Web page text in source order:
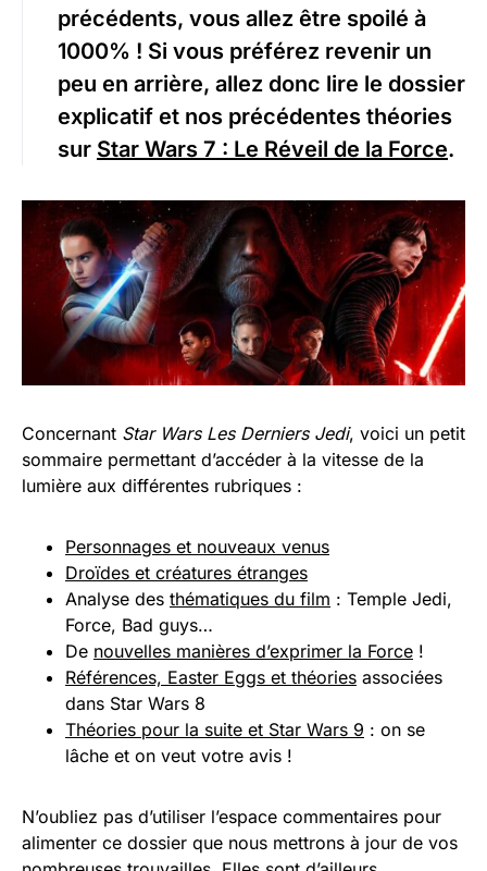
précédents, vous allez être spoilé à
1000% ! Si vous préférez revenir un
peu en arrière, allez donc lire le dossier
explicatif et nos précédentes théories
sur Star Wars 7 : Le Réveil de la Force.
Concernant Star Wars Les Derniers Jedi, voici un petit
sommaire permettant d’accéder à la vitesse de la
lumière aux différentes rubriques :
Personnages et nouveaux venus
Droïdes et créatures étranges
Analyse des thématiques du film : Temple Jedi,
Force, Bad guys…
De nouvelles manières d’exprimer la Force !
Références, Easter Eggs et théories associées
dans Star Wars 8
Théories pour la suite et Star Wars 9 : on se
lâche et on veut votre avis !
N’oubliez pas d’utiliser l’espace commentaires pour
alimenter ce dossier que nous mettrons à jour de vos